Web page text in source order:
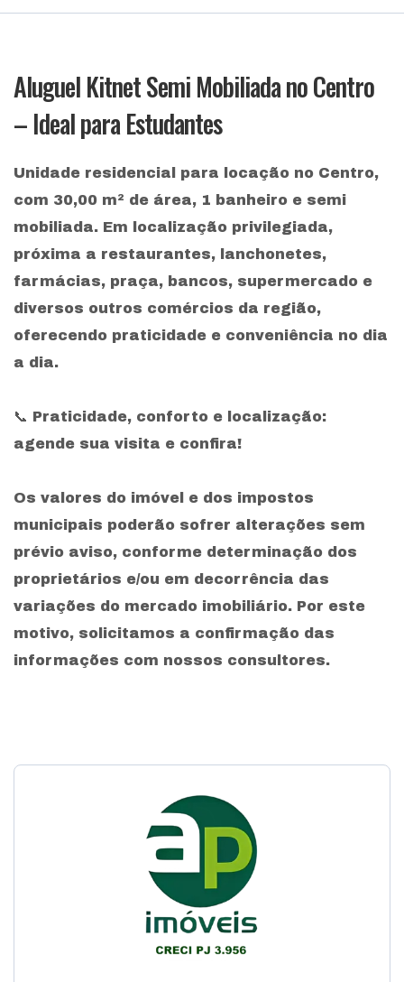
Aluguel Kitnet Semi Mobiliada no Centro
– Ideal para Estudantes
Unidade residencial para locação no Centro,
com 30,00 m² de área, 1 banheiro e semi
mobiliada. Em localização privilegiada,
próxima a restaurantes, lanchonetes,
farmácias, praça, bancos, supermercado e
diversos outros comércios da região,
oferecendo praticidade e conveniência no dia
a dia.
📞 Praticidade, conforto e localização:
agende sua visita e confira!
Os valores do imóvel e dos impostos
municipais poderão sofrer alterações sem
prévio aviso, conforme determinação dos
proprietários e/ou em decorrência das
variações do mercado imobiliário. Por este
motivo, solicitamos a confirmação das
informações com nossos consultores.